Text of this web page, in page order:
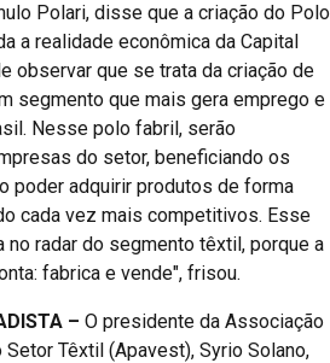
Polari, disse que a criação do Polo
a realidade econômica da Capital
observar que se trata da criação de
segmento que mais gera emprego e
Nesse polo fabril, serão
do setor, beneficiando os
poder adquirir produtos de forma
cada vez mais competitivos. Esse
no radar do segmento têxtil, porque a
fabrica e vende", frisou.
– O presidente da Associação
Têxtil (Apavest), Syrio Solano,